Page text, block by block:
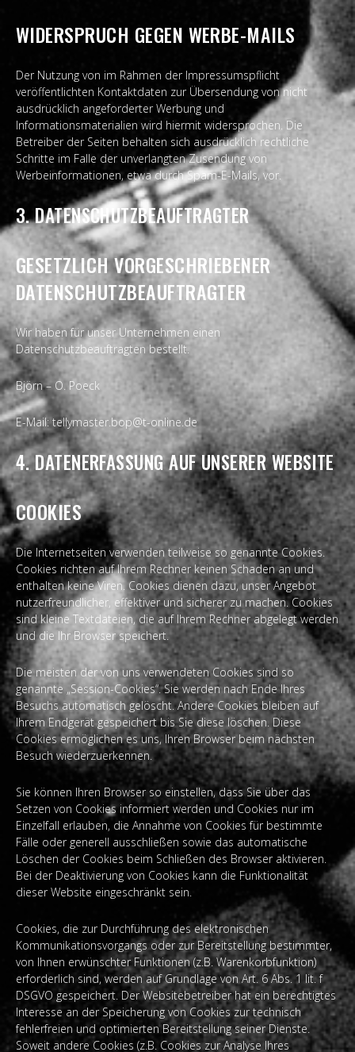
WIDERSPRUCH GEGEN WERBE-MAILS
Der Nutzung von im Rahmen der Impressumspflicht
veröffentlichten Kontaktdaten zur Übersendung von nicht
ausdrücklich angeforderter Werbung und
Informationsmaterialien wird hiermit widersprochen. Die
Betreiber der Seiten behalten sich ausdrücklich rechtliche
Schritte im Falle der unverlangten Zusendung von
Werbeinformationen, etwa durch Spam-E-Mails, vor.
3. DATENSCHUTZBEAUFTRAGTER
GESETZLICH VORGESCHRIEBENER
DATENSCHUTZBEAUFTRAGTER
Wir haben für unser Unternehmen einen
Datenschutzbeauftragten bestellt.
Björn – O. Poeck
E-Mail: tellymaster.bop@t-online.de
4. DATENERFASSUNG AUF UNSERER WEBSITE
COOKIES
Die Internetseiten verwenden teilweise so genannte Cookies.
Cookies richten auf Ihrem Rechner keinen Schaden an und
enthalten keine Viren. Cookies dienen dazu, unser Angebot
nutzerfreundlicher, effektiver und sicherer zu machen. Cookies
sind kleine Textdateien, die auf Ihrem Rechner abgelegt werden
und die Ihr Browser speichert.
Die meisten der von uns verwendeten Cookies sind so
genannte „Session-Cookies“. Sie werden nach Ende Ihres
Besuchs automatisch gelöscht. Andere Cookies bleiben auf
Ihrem Endgerät gespeichert bis Sie diese löschen. Diese
Cookies ermöglichen es uns, Ihren Browser beim nächsten
Besuch wiederzuerkennen.
Sie können Ihren Browser so einstellen, dass Sie über das
Setzen von Cookies informiert werden und Cookies nur im
Einzelfall erlauben, die Annahme von Cookies für bestimmte
Fälle oder generell ausschließen sowie das automatische
Löschen der Cookies beim Schließen des Browser aktivieren.
Bei der Deaktivierung von Cookies kann die Funktionalität
dieser Website eingeschränkt sein.
Cookies, die zur Durchführung des elektronischen
Kommunikationsvorgangs oder zur Bereitstellung bestimmter,
von Ihnen erwünschter Funktionen (z.B. Warenkorbfunktion)
erforderlich sind, werden auf Grundlage von Art. 6 Abs. 1 lit. f
DSGVO gespeichert. Der Websitebetreiber hat ein berechtigtes
Interesse an der Speicherung von Cookies zur technisch
fehlerfreien und optimierten Bereitstellung seiner Dienste.
Soweit andere Cookies (z.B. Cookies zur Analyse Ihres